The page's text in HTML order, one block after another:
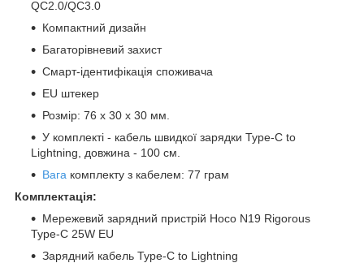
QC2.0/QC3.0
Компактний дизайн
Багаторівневий захист
Смарт-ідентифікація споживача
EU штекер
Розмір: 76 х 30 х 30 мм.
У комплекті - кабель швидкої зарядки Type-C to
Lightning, довжина - 100 см.
Вага комплекту з кабелем: 77 грам
Комплектація:
Мережевий зарядний пристрій Hoco N19 Rigorous
Type-C 25W EU
Зарядний кабель Type-C to Lightning